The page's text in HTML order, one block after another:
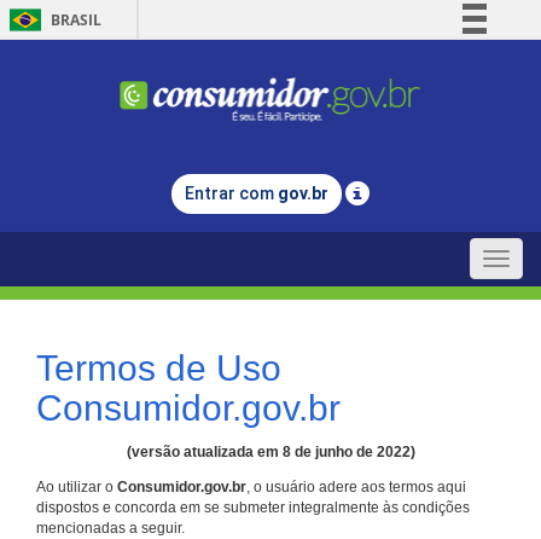
BRASIL
Comunica BR
Legislação
Entrar com gov.br
Toggle
Termos de Uso
Consumidor.gov.br
(versão atualizada em 8 de junho de 2022)
Ao utilizar o Consumidor.gov.br, o usuário adere aos termos aqui
dispostos e concorda em se submeter integralmente às condições
mencionadas a seguir.